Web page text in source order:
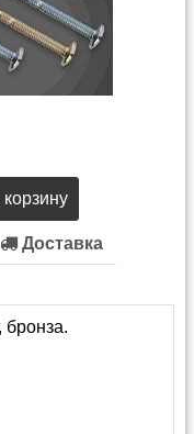
Доставка
бронза.